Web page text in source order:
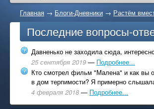
Главная → Блоги-Дневники → Растём
Последние вопросы-
Давненько не заходила сюда,
25 сентября 2019 — Подробнее...
Кто смотрел фильм "Малена" и как вы
в дом терпимости? Я примерно
4 февраля 2018 — Подробнее...